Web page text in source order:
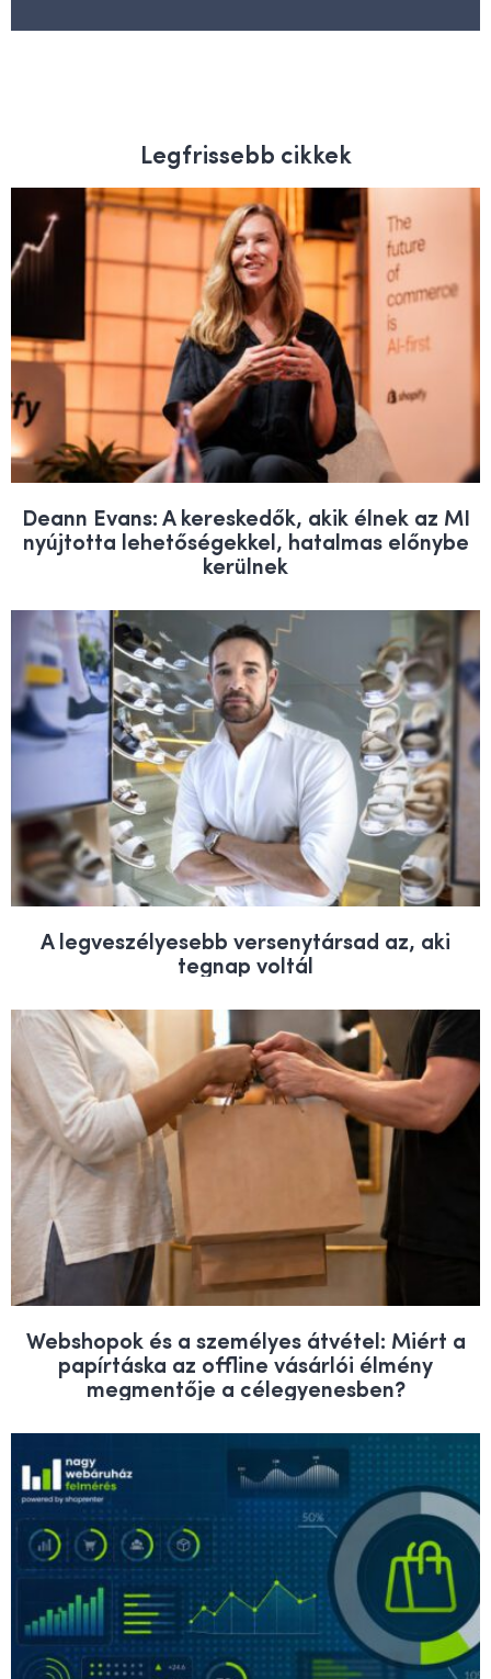
Legfrissebb cikkek
Deann Evans: A kereskedők, akik élnek az MI
nyújtotta lehetőségekkel, hatalmas előnybe
kerülnek
A legveszélyesebb versenytársad az, aki
tegnap voltál
Webshopok és a személyes átvétel: Miért a
papírtáska az offline vásárlói élmény
megmentője a célegyenesben?